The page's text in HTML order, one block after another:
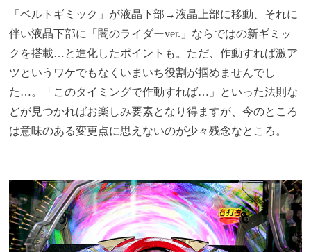
「ベルトギミック」が液晶下部→液晶上部に移動、それに
伴い液晶下部に「闇のライダーver.」ならではの新ギミッ
クを搭載…と進化したポイントも。ただ、作動すれば激ア
ツというワケでもなくいまいち役割が掴めませんでし
た…。「このタイミングで作動すれば…」といった法則な
どが見つかればお楽しみ要素となり得ますが、今のところ
は意味のある変更点に思えないのが少々残念なところ。